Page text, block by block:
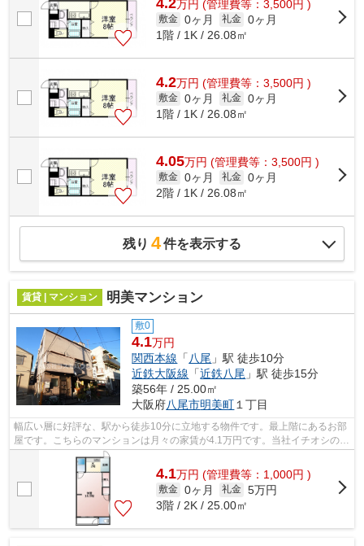
万円 (管理費等：3,500円 )
敷金 0ヶ月 礼金 0ヶ月
1階 / 1K / 26.08㎡
4.2万円 (管理費等：3,500円 )
敷金 0ヶ月 礼金 0ヶ月
1階 / 1K / 26.08㎡
4.05万円 (管理費等：3,500円 )
敷金 0ヶ月 礼金 0ヶ月
2階 / 1K / 26.08㎡
残り 4件を表示する
賃貸 | マンション 明美マンション
敷0
4.1万円
関西本線 「八尾 」駅 徒歩10分
近鉄大阪線 「近鉄八尾 」駅 徒歩15分
築56年 / 25.00㎡
大阪府八尾市明美町１丁目
幅広い層に好評な、駅から徒歩10分に立地する物件です。最上階にあるお部
屋です。こちらのマンションは月々の家賃が4.1万円です。当社イチオシの物
件の「明美マンション」。ぜひ一度ご...
4.1万円 (管理費等：1,000円 )
敷金 0ヶ月 礼金 5万円
3階 / 2K / 25.00㎡